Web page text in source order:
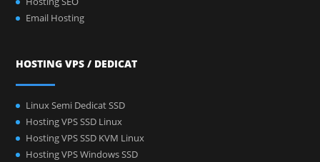
Email Hosting
HOSTING VPS / DEDICAT
Linux Semi Dedicat SSD
Hosting VPS SSD Linux
Hosting VPS SSD KVM Linux
Hosting VPS Windows SSD